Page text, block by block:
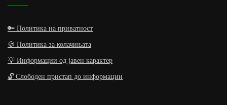
🔑 Политика на приватност
🍪 Политика за колачињата
💡 Информации од јавен карактер
🔓 Слободен пристап до информации